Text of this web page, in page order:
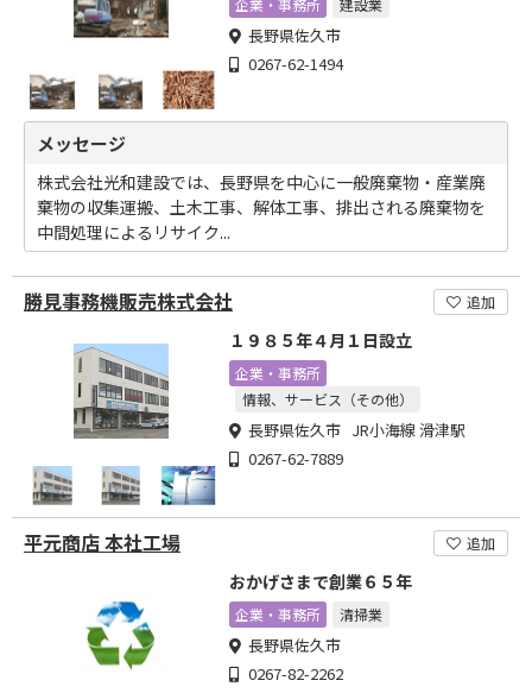
企業・事務所 建設業
長野県佐久市
0267-62-1494
メッセージ
株式会社光和建設では、長野県を中心に一般廃棄物・産業廃
棄物の収集運搬、土木工事、解体工事、排出される廃棄物を
中間処理によるリサイク...
勝見事務機販売株式会社 追加
１９８５年４月１日設立
企業・事務所
情報、サービス（その他）
長野県佐久市 JR小海線 滑津駅
0267-62-7889
平元商店 本社工場 追加
おかげさまで創業６５年
企業・事務所 清掃業
長野県佐久市
0267-82-2262